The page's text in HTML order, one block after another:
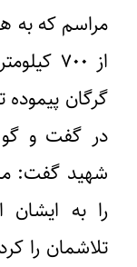
مراسم که به
از ۷۰۰
گرگان پیموده
در گفت و گو
شهید گفت:
را به ایشان
تلاشمان را